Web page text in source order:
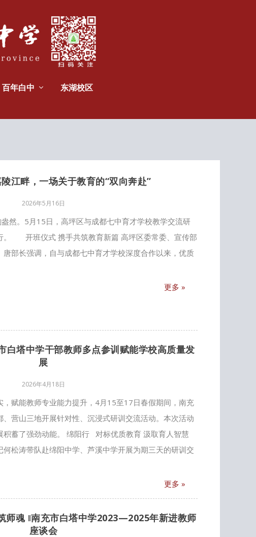
百年白中 东湖校区
江畔，一场关于教育的“双向奔赴”
2026年5月16日
然。5月15日，高坪区与成都七中育才学校教学交流研
。 开班仪式 携手共筑教育新篇 高坪区委常委、宣传部
部长强调，自与成都七中育才学校深度合作以来，优质
更多 »
白塔中学干部教师多点参训赋能学校高质量发
展
2026年4月18日
，赋能教师专业能力提升，4月15至17日春假期间，南充
营山三地开展针对性、沉浸式研训交流活动。本次活动
积蓄了强劲动能。 绵阳行 对标优质教育 汲取育人智慧
松涛带队赴绵阳中学、芦溪中学开展为期三天的研训交
更多 »
师魂 ‖南充市白塔中学2023—2025年新进教师
座谈会